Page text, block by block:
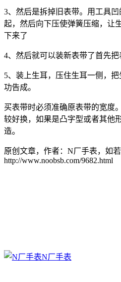
3、然后是拆掉旧表带。用工具
起，然后向下压使弹簧压缩，让
下来了
4、然后就可以装新表带了首先把
5、装上生耳，压住生耳一侧，
功告成。
买表带时必须准确原表带的宽度
较好换，如果是凸字型或者其他
造。
原创文章，作者：N厂手表，如
http://www.noobsb.com/9682.html
N厂手表